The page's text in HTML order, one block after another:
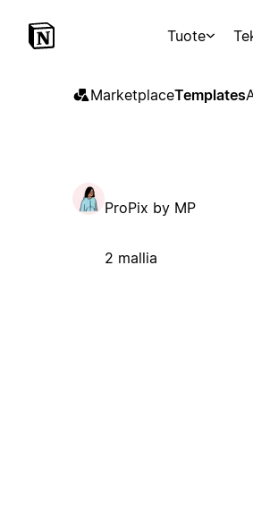
Tuote
MarketplaceTemplates
ProPix by MP
2 mallia